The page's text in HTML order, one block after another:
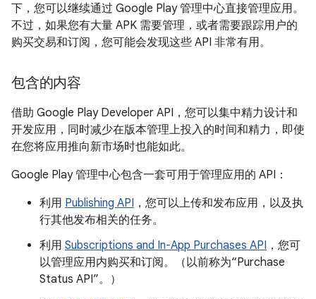
下，您可以继续通过 Google Play 管理中心直接管理应用。
不过，如果您有大量 APK 需要管理，或者需要跟踪用户的
购买交易和订阅，您可能会发现这些 API 非常有用。
包含的内容
借助 Google Play Developer API，您可以集中精力设计和
开发应用，同时减少在版本管理上投入的时间和精力，即使
在您将应用推向新市场时也能如此。
Google Play 管理中心包含一套可用于管理应用的 API：
利用 Publishing API ，您可以上传和发布应用，以及执
行其他发布相关的任务。
利用 Subscriptions and In-App Purchases API ，您可
以管理应用内购买和订阅。（以前称为“Purchase
Status API”。）